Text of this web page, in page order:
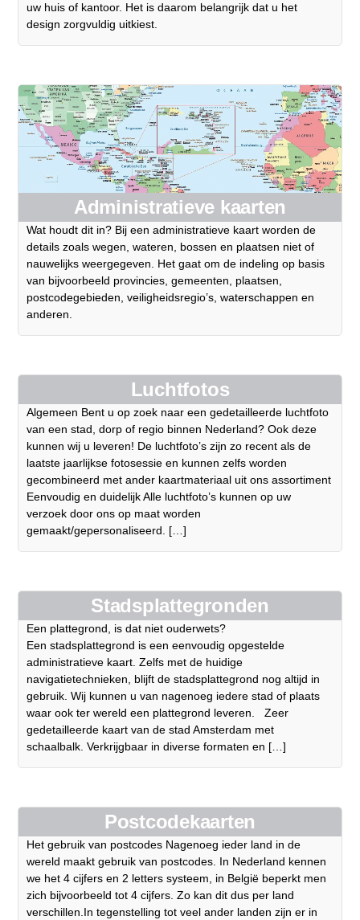
uw huis of kantoor. Het is daarom belangrijk dat u het
design zorgvuldig uitkiest.
Administratieve kaarten
Wat houdt dit in? Bij een administratieve kaart worden de
details zoals wegen, wateren, bossen en plaatsen niet of
nauwelijks weergegeven. Het gaat om de indeling op basis
van bijvoorbeeld provincies, gemeenten, plaatsen,
postcodegebieden, veiligheidsregio’s, waterschappen en
anderen.
Luchtfotos
Algemeen Bent u op zoek naar een gedetailleerde luchtfoto
van een stad, dorp of regio binnen Nederland? Ook deze
kunnen wij u leveren! De luchtfoto’s zijn zo recent als de
laatste jaarlijkse fotosessie en kunnen zelfs worden
gecombineerd met ander kaartmateriaal uit ons assortiment
Eenvoudig en duidelijk Alle luchtfoto’s kunnen op uw
verzoek door ons op maat worden
gemaakt/gepersonaliseerd. […]
Stadsplattegronden
Een plattegrond, is dat niet ouderwets?
Een stadsplattegrond is een eenvoudig opgestelde
administratieve kaart. Zelfs met de huidige
navigatietechnieken, blijft de stadsplattegrond nog altijd in
gebruik. Wij kunnen u van nagenoeg iedere stad of plaats
waar ook ter wereld een plattegrond leveren. Zeer
gedetailleerde kaart van de stad Amsterdam met
schaalbalk. Verkrijgbaar in diverse formaten en […]
Postcodekaarten
Het gebruik van postcodes Nagenoeg ieder land in de
wereld maakt gebruik van postcodes. In Nederland kennen
we het 4 cijfers en 2 letters systeem, in België beperkt men
zich bijvoorbeeld tot 4 cijfers. Zo kan dit dus per land
verschillen.In tegenstelling tot veel ander landen zijn er in